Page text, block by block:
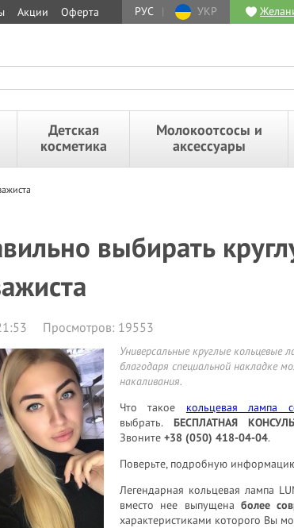
Акции Оферта РУС | УКР
Детская
косметика
Молокоотсосы и
аксессуары
выбирать
Просмотров: 19553
Универсальные круглые
благодаря специальной накладке
накаливания.
Что такое кольцевая лампа
выбрать. БЕСПЛАТНАЯ
Звоните +38 (050) 418-04-04.
Поверьте, подробную
Легендарная кольцевая лампа
вместо нее выпущена более
характеристиками которого Вы